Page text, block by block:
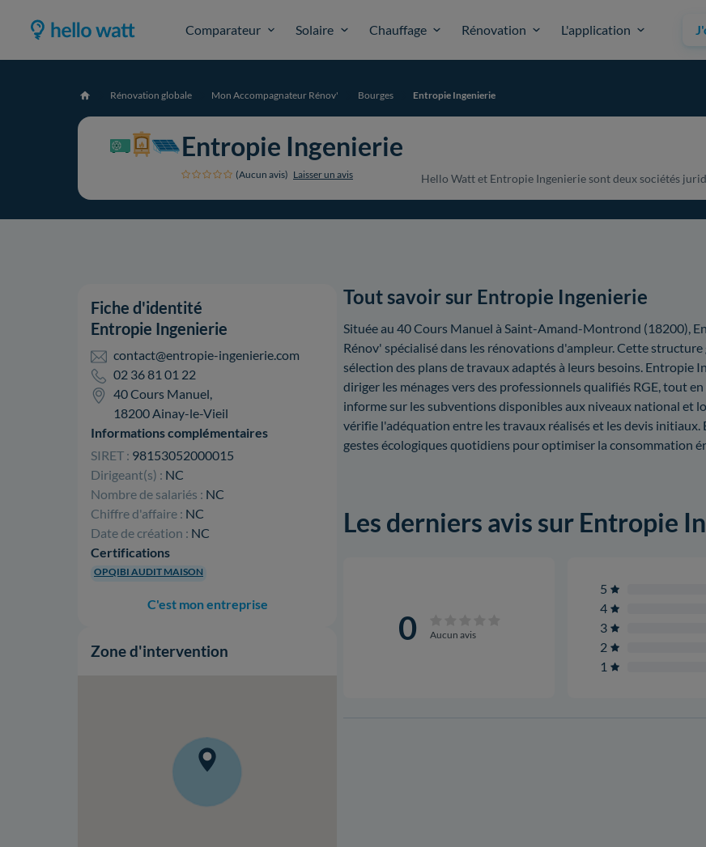
Comparateur Solaire Chauffage Rénovation L'application
Accueil Rénovation globale Mon Accompagnateur Rénov' Bourges Entropie Ingenierie
Entropie Ingenierie
(Aucun avis) Laisser un avis
Hello Watt et Entropie Ingenierie sont deux sociétés
Fiche d'identité
Entropie Ingenierie
contact@entropie-ingenierie.com
02 36 81 01 22
40 Cours Manuel,
18200 Ainay-le-Vieil
Informations complémentaires
SIRET : 98153052000015
Dirigeant(s) : NC
Nombre de salariés : NC
Chiffre d'affaire : NC
Date de création : NC
Certifications
OPQIBI AUDIT MAISON
C'est mon entreprise
Zone d'intervention
Tout savoir sur Entropie Ingenierie
Située au 40 Cours Manuel à Saint-Amand-Montrond (18200),
Rénov' spécialisé dans les rénovations d'ampleur. Cette
sélection des plans de travaux adaptés à leurs besoins. Entropie
diriger les ménages vers des professionnels qualifiés RGE, tout
informe sur les subventions disponibles aux niveaux national et
vérifie l'adéquation entre les travaux réalisés et les devis
gestes écologiques quotidiens pour optimiser la consommation
Les derniers avis sur Entropie
0 Aucun avis
5
4
3
2
1